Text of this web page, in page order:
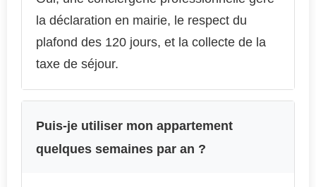
la déclaration en mairie, le respect du
plafond des 120 jours, et la collecte de la
taxe de séjour.
Puis-je utiliser mon appartement
quelques semaines par an ?